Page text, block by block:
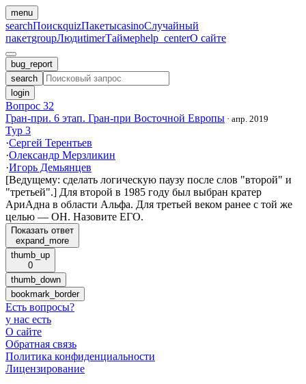
menu
searchПоискquizПакетыcasinoСлучайный
пакетgroupЛюдиtimerТаймерhelp_centerО сайте
bug_report
search
login
Вопрос 32
Гран-при. 6 этап. Гран-при Восточной Европы · апр. 2019
Тур 3
·Сергей Терентьев
·Олександр Мерзликин
·Игорь Демьянцев
[Ведущему: сделать логическую паузу после слов "второй" и
"третьей".] Для второй в 1985 году был выбран кратер
АриАдна в области Альфа. Для третьей веком ранее с той же
целью — ОН. Назовите ЕГО.
Показать ответ
expand_more
thumb_up
0
thumb_down
bookmark_border
Есть вопросы?
у нас есть
О сайте
Обратная связь
Политика конфиденциальности
Лицензирование